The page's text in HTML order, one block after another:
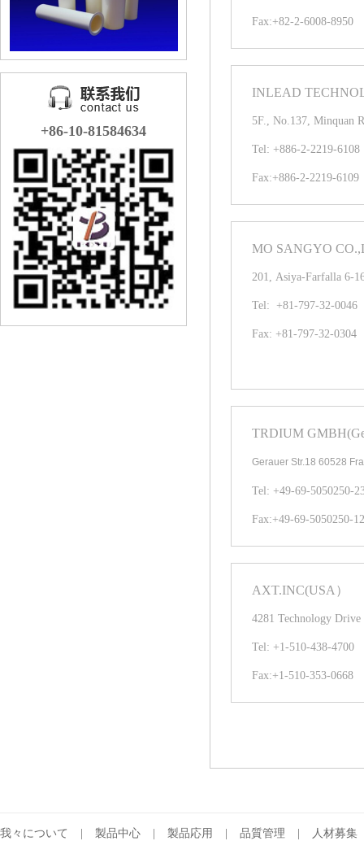
+86-10-81584634
Fax:+82-2-6008-8950
INLEAD
5F., No.137, Minquan
Tel: +886-2-2219-6108
Fax:+886-2-2219-6109
MO SANGYO
201, Asiya-Farfalla 6-
Tel: +81-797-32-0046
Fax: +81-797-32-0304
TRDIUM
Gerauer Str.18 60528
Tel: +49-69-5050250-
Fax:+49-69-5050250-
AXT.INC(USA）
4281 Technology Drive
Tel: +1-510-438-4700
Fax:+1-510-353-0668
我々について 製品中心 製品応用 品質管理 人材募集